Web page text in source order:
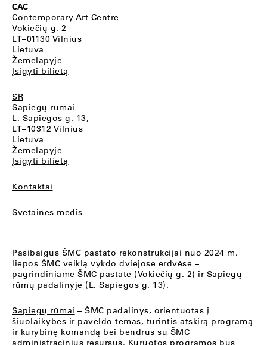
CAC
Contemporary Art Centre
Vokiečių g. 2
LT–01130 Vilnius
Lietuva
Žemėlapyje
Įsigyti bilietą
SR
Sapiegų rūmai
L. Sapiegos g. 13,
LT–10312 Vilnius
Lietuva
Žemėlapyje
Įsigyti bilietą
Kontaktai
Svetainės medis
Pasibaigus ŠMC pastato rekonstrukcijai nuo 2024 m.
liepos ŠMC veiklą vykdo dviejose erdvėse –
pagrindiniame ŠMC pastate (Vokiečių g. 2) ir Sapiegų
rūmų padalinyje (L. Sapiegos g. 13).
Sapiegų rūmai – ŠMC padalinys, orientuotas į
šiuolaikybės ir paveldo temas, turintis atskirą programą
ir kūrybinę komandą bei bendrus su ŠMC
administracinius resursus. Kuruotos programos bus